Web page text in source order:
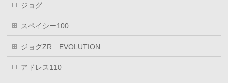
ジョグ
スペイシー100
ジョグZR EVOLUTION
アドレス110